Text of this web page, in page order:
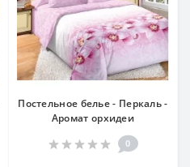
Постельное белье - Перкаль -
Аромат орхидеи
0